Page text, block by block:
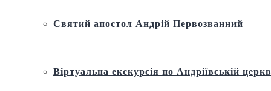
Святий апостол Андрій Первозванний
Віртуальна екскурсія по Андріївській